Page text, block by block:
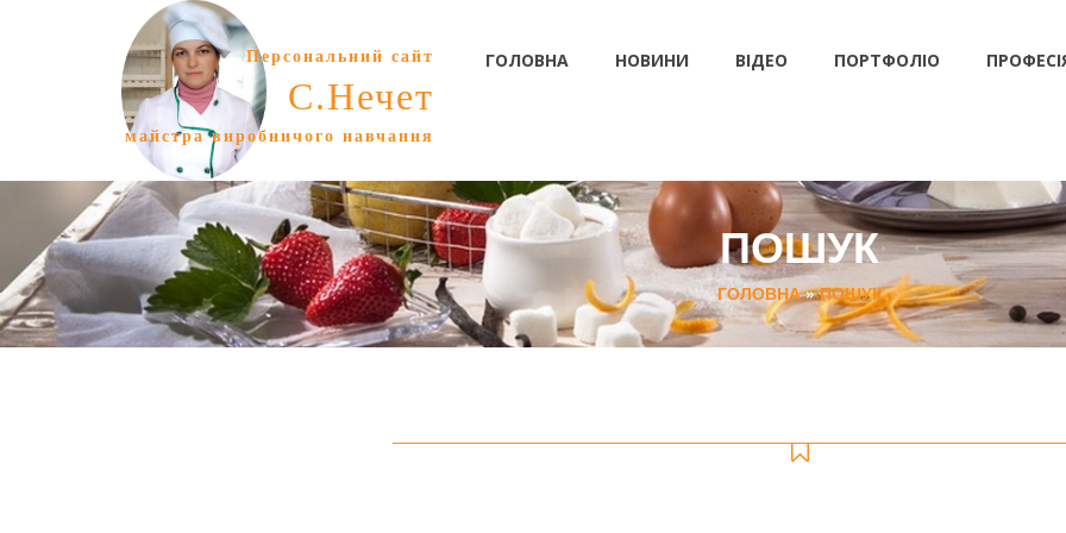
Персональний сайт
С.Нечет
майстра виробничого навчання
ГОЛОВНА НОВИНИ ВІДЕО ПОРТФОЛІО
ПОШУК
ГОЛОВНА»ПОШУК